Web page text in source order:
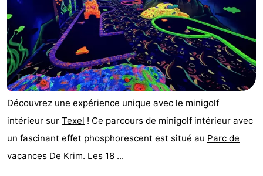
Découvrez une expérience unique avec le minigolf
intérieur sur Texel ! Ce parcours de minigolf intérieur avec
un fascinant effet phosphorescent est situé au Parc de
vacances De Krim. Les 18 ...